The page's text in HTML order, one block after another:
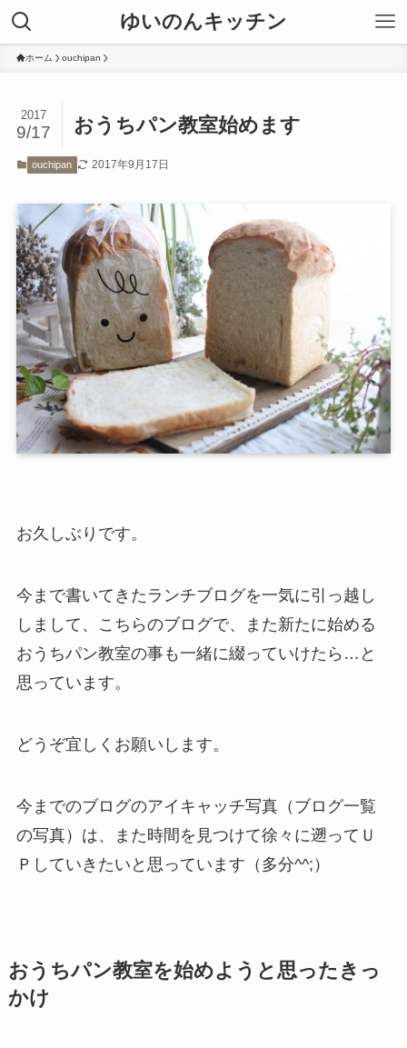
ゆいのんキッチン
ホーム ouchipan
おうちパン教室始めます
2017
9/17
ouchipan 2017年9月17日
お久しぶりです。
今まで書いてきたランチブログを一気に引っ越し
しまして、こちらのブログで、また新たに始める
おうちパン教室の事も一緒に綴っていけたら…と
思っています。
どうぞ宜しくお願いします。
今までのブログのアイキャッチ写真（ブログ一覧
の写真）は、また時間を見つけて徐々に遡ってＵ
Ｐしていきたいと思っています（多分^^;）
おうちパン教室を始めようと思ったきっ
かけ